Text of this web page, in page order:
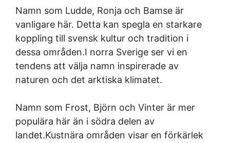
Namn som Ludde, Ronja och Bamse är
vanligare här. Detta kan spegla en starkare
koppling till svensk kultur och tradition i
dessa områden.I norra Sverige ser vi en
tendens att välja namn inspirerade av
naturen och det arktiska klimatet.
Namn som Frost, Björn och Vinter är mer
populära här än i södra delen av
landet.Kustnära områden visar en förkärlek